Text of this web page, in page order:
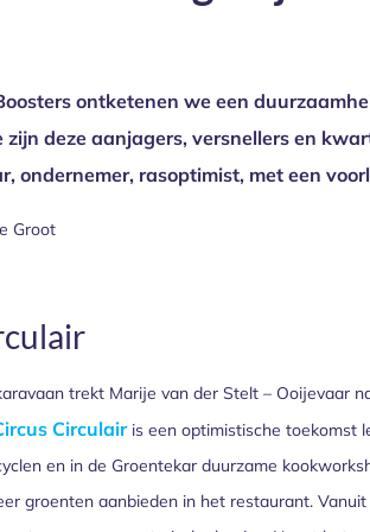
ontketenen we een
zijn deze aanjagers, versnellers en
ondernemer, rasoptimist, met een
Groot
trekt Marije van der Stelt – Ooijevaar
Circulairis een optimistische toekomst
en in de Groentekar duurzame
groenten aanbieden in het restaurant.